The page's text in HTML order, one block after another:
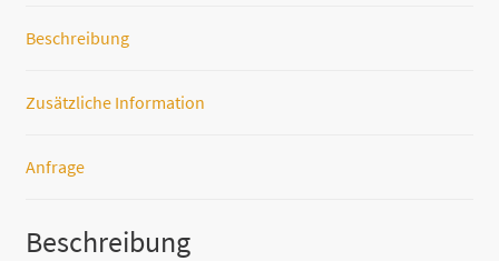
Beschreibung
Zusätzliche Information
Anfrage
Beschreibung